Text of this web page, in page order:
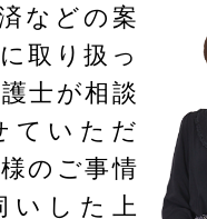
などの案
取り扱っ
士が相談
ていただ
のご事情
いした上